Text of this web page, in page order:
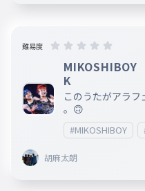
きてファン爆笑
難易度
K
このうたがアラフ
。🙃
#MIKOSHIBOY
胡麻太朗